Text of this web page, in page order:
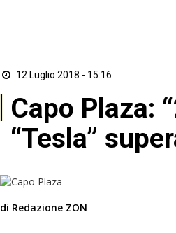
12 Luglio 2018 - 15:16
Capo Plaza:
“Tesla”
di Redazione ZON